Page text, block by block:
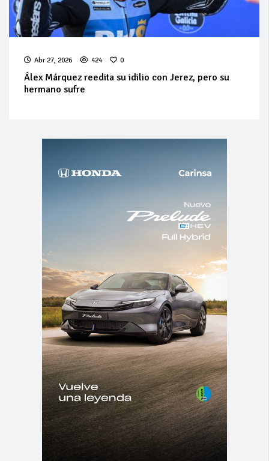
Abr 27, 2026 424 0
Álex Márquez reedita su idilio con Jerez, pero su
hermano sufre